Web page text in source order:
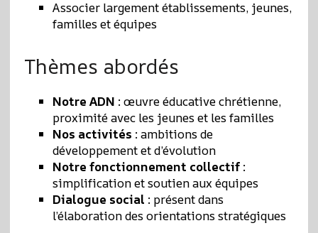
Associer largement établissements, jeunes,
familles et équipes
Thèmes abordés
Notre ADN : œuvre éducative chrétienne,
proximité avec les jeunes et les familles
Nos activités : ambitions de
développement et d’évolution
Notre fonctionnement collectif:
simplification et soutien aux équipes
Dialogue social : présent dans
l’élaboration des orientations stratégiques